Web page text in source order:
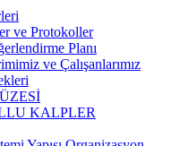
ve Protokoller
Planı
ve Çalışanlarımız
KALPLER